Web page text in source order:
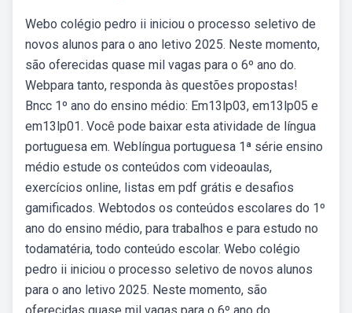
Webo colégio pedro ii iniciou o processo seletivo de
novos alunos para o ano letivo 2025. Neste momento,
são oferecidas quase mil vagas para o 6º ano do.
Webpara tanto, responda às questões propostas!
Bncc 1º ano do ensino médio: Em13lp03, em13lp05 e
em13lp01. Você pode baixar esta atividade de língua
portuguesa em. Weblíngua portuguesa 1ª série ensino
médio estude os conteúdos com videoaulas,
exercícios online, listas em pdf grátis e desafios
gamificados. Webtodos os conteúdos escolares do 1º
ano do ensino médio, para trabalhos e para estudo no
todamatéria, todo conteúdo escolar. Webo colégio
pedro ii iniciou o processo seletivo de novos alunos
para o ano letivo 2025. Neste momento, são